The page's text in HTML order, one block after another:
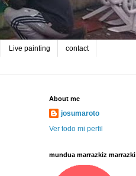
Live painting contact
About me
josumaroto
Ver todo mi perfil
mundua marrazkiz marrazki